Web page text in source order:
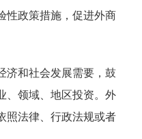
性政策措施，促进外商
和社会发展需要，鼓
、领域、地区投资。外
照法律、行政法规或者